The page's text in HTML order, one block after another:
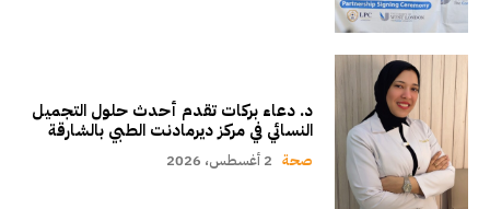
د. دعاء بركات تقدم أحدث حلول التجميل
النسائي في مركز ديرمادنت الطبي بالشارقة
صحة 2 أغسطس، 2026